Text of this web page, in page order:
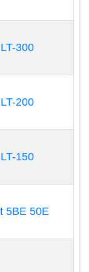
sò. Việc sử
hòa tan
300
200
150
5BE 50E